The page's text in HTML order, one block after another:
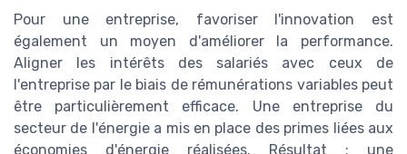
Pour une entreprise, favoriser l'innovation est
également un moyen d'améliorer la performance.
Aligner les intérêts des salariés avec ceux de
l'entreprise par le biais de rémunérations variables peut
être particulièrement efficace. Une entreprise du
secteur de l'énergie a mis en place des primes liées aux
économies d'énergie réalisées. Résultat : une